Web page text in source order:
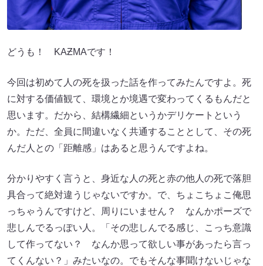
どうも！ KAƵMAです！
今回は初めて人の死を扱った話を作ってみたんですよ。死
に対する価値観て、環境とか境遇で変わってくるもんだと
思います。だから、結構繊細というかデリケートという
か。ただ、全員に間違いなく共通することとして、その死
んだ人との「距離感」はあると思うんですよね。
分かりやすく言うと、身近な人の死と赤の他人の死で落胆
具合って絶対違うじゃないですか。で、ちょこちょこ俺思
っちゃうんですけど、周りにいません？ なんかポーズで
悲しんでるっぽい人。「その悲しんでる感じ、こっち意識
して作ってない？ なんか思って欲しい事があったら言っ
てくんない？」みたいなの。でもそんな事聞けないじゃな